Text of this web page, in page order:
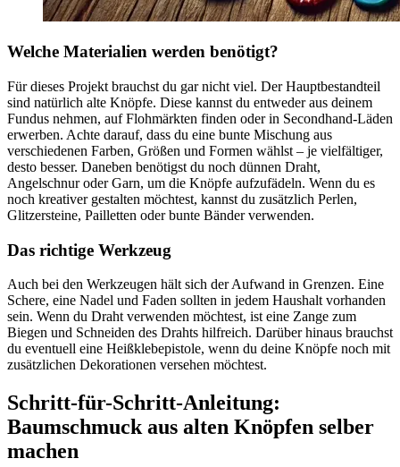
Welche Materialien werden benötigt?
Für dieses Projekt brauchst du gar nicht viel. Der Hauptbestandteil
sind natürlich alte Knöpfe. Diese kannst du entweder aus deinem
Fundus nehmen, auf Flohmärkten finden oder in Secondhand-Läden
erwerben. Achte darauf, dass du eine bunte Mischung aus
verschiedenen Farben, Größen und Formen wählst – je vielfältiger,
desto besser. Daneben benötigst du noch dünnen Draht,
Angelschnur oder Garn, um die Knöpfe aufzufädeln. Wenn du es
noch kreativer gestalten möchtest, kannst du zusätzlich Perlen,
Glitzersteine, Pailletten oder bunte Bänder verwenden.
Das richtige Werkzeug
Auch bei den Werkzeugen hält sich der Aufwand in Grenzen. Eine
Schere, eine Nadel und Faden sollten in jedem Haushalt vorhanden
sein. Wenn du Draht verwenden möchtest, ist eine Zange zum
Biegen und Schneiden des Drahts hilfreich. Darüber hinaus brauchst
du eventuell eine Heißklebepistole, wenn du deine Knöpfe noch mit
zusätzlichen Dekorationen versehen möchtest.
Schritt-für-Schritt-Anleitung:
Baumschmuck aus alten Knöpfen selber
machen